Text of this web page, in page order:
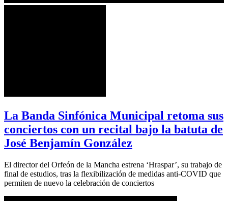
La Banda Sinfónica Municipal retoma sus
conciertos con un recital bajo la batuta de
José Benjamín González
El director del Orfeón de la Mancha estrena ‘Hraspar’, su trabajo de
final de estudios, tras la flexibilización de medidas anti-COVID que
permiten de nuevo la celebración de conciertos